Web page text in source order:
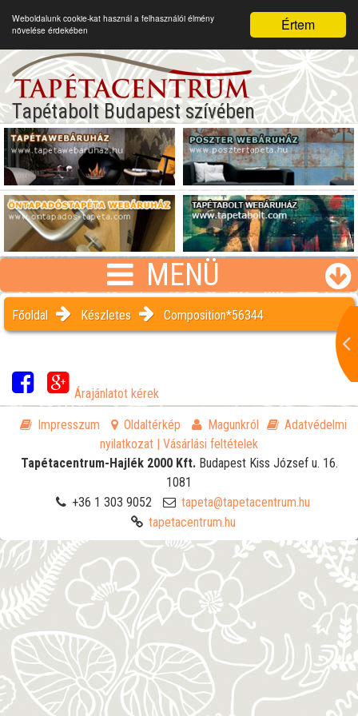
Értem
Weboldalunk cookie-kat használ a felhasználói élmény
növelése érdekében
Tapétabolt Budapest szívében
MENÜ
Főoldal Készletes Composition*56344
Árajánlatot kérek
Impresszum Oldaltérkép Magunkról
Adatvédelmi
nyilatkozat
| Vásárlási feltételek
Tapétacentrum-Hajlék 2000 Kft. Budapest Kiss József u. 16.
1081
+36 1 303 9052
tapeta@tapetacentrum.hu
tapetacentrum.hu